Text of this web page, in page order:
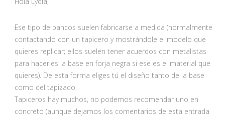
Ese tipo de bancos suelen fabricarse a medida (normalmente
contactando con un tapicero y mostrándole el modelo que
quieres replicar; ellos suelen tener acuerdos con metalistas
para hacerles la base en forja negra si ese es el material que
quieres). De esta forma eliges tú el diseño tanto de la base
como del tapizado.
Tapiceros hay muchos, no podemos recomendar uno en
concreto (aunque dejamos los comentarios de esta entrada